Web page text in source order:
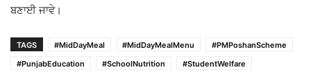
ਬਣਾਈ ਜਾਵੇ।
TAGS #MidDayMeal #MidDayMealMenu
#PMPoshanScheme
#PunjabEducation
#SchoolNutrition #StudentWelfare